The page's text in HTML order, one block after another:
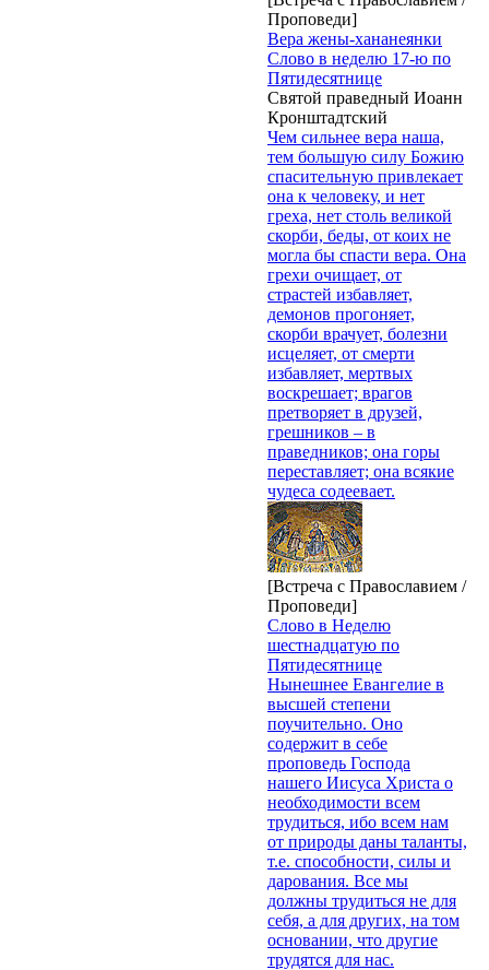
Проповеди]
Вера жены-хананеянки
Слово в неделю 17-ю по
Пятидесятнице
Святой праведный Иоанн
Кронштадтский
Чем сильнее вера наша,
тем большую силу Божию
спасительную привлекает
она к человеку, и нет
греха, нет столь великой
скорби, беды, от коих не
могла бы спасти вера. Она
грехи очищает, от
страстей избавляет,
демонов прогоняет,
скорби врачует, болезни
исцеляет, от смерти
избавляет, мертвых
воскрешает; врагов
претворяет в друзей,
грешников – в
праведников; она горы
переставляет; она всякие
чудеса содеевает.
[Встреча с Православием /
Проповеди]
Слово в Неделю
шестнадцатую по
Пятидесятнице
Нынешнее Евангелие в
высшей степени
поучительно. Оно
содержит в себе
проповедь Господа
нашего Иисуса Христа о
необходимости всем
трудиться, ибо всем нам
от природы даны таланты,
т.е. способности, силы и
дарования. Все мы
должны трудиться не для
себя, а для других, на том
основании, что другие
трудятся для нас.